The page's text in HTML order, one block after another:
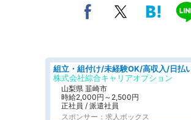
株式会社綜合キャリアオプション
山梨県 韮崎市
時給2,000円～2,500円
正社員 / 派遣社員
スポンサー：求人ボックス